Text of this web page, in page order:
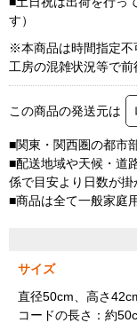
す）
※本商品は時間指定
工房の混雑状況等で前
この商品の発送元は
■関東・関西圏の都市
■配送地域や天候・道
係で目安より日数が
■商品は全て一般家庭
サイズ
直径50cm、高さ
コードの長さ：約